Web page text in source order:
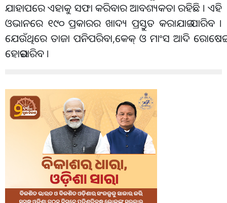
ଯାହାପରେ ଏହାକୁ ସଫା କରିବାର ଆବଶ୍ୟକତା ରହିଛି । ଏହି
ଓଭାନରେ ୧୯୦ ପ୍ରକାରର ଖାଦ୍ୟ ପ୍ରସ୍ତୁତ କରାଯାଇ ପାରିବ ।
ଯେଉଁଥିରେ ତାଜା ପନିପରିବା,କେକ୍‌ ଓ ମାଂସ ଆଦି ରୋଷେଇ
ହୋଇପାରିବ ।